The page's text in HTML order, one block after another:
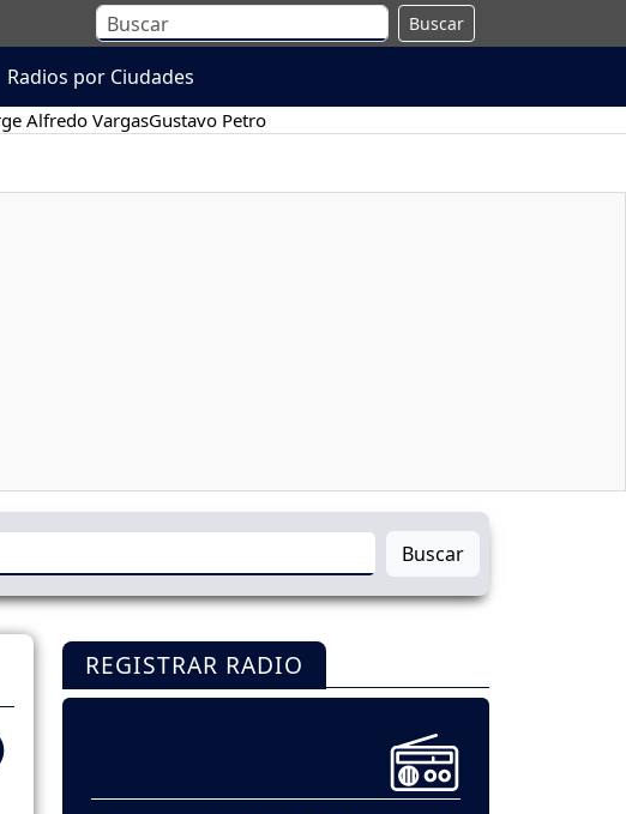
Buscar
Radios por Ciudades
Alfredo VargasGustavo Petro
Buscar
REGISTRAR RADIO